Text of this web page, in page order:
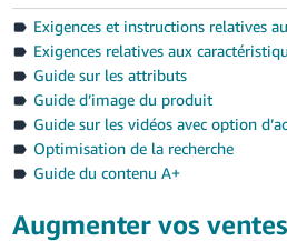
Exigences et instructions relatives
Exigences relatives aux
Guide sur les attributs
Guide d’image du produit
Guide sur les vidéos avec option
Optimisation de la recherche
Guide du contenu A+
Augmenter vos ventes